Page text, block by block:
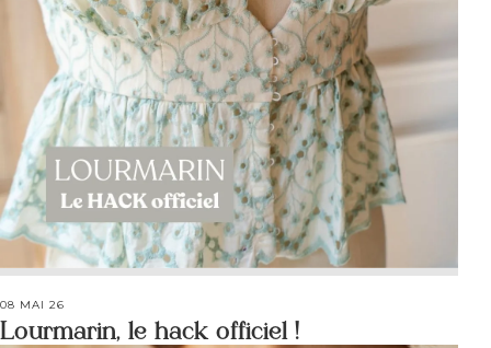
08 MAI 26
Lourmarin, le hack officiel !